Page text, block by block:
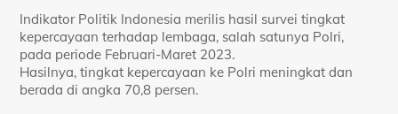
Indikator Politik Indonesia merilis hasil survei tingkat
kepercayaan terhadap lembaga, salah satunya Polri,
pada periode Februari-Maret 2023.
Hasilnya, tingkat kepercayaan ke Polri meningkat dan
berada di angka 70,8 persen.